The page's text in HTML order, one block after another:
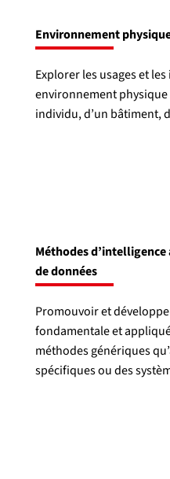
Environnement
Explorer les usages et
environnement physique
individu, d’un bâtiment,
Méthodes
de données
Promouvoir et
fondamentale et
méthodes génériques
spécifiques ou des